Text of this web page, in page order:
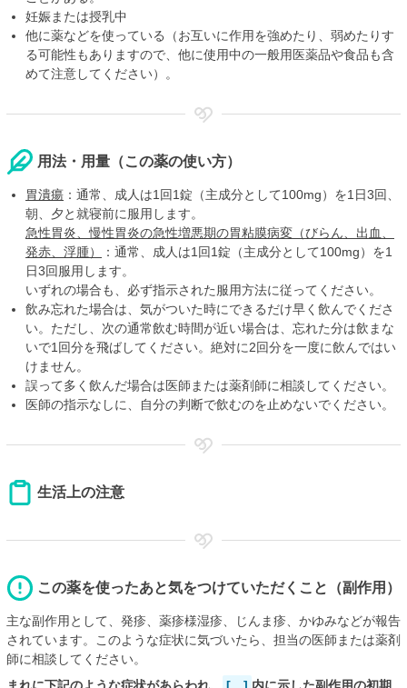
妊娠または授乳中
他に薬などを使っている（お互いに作用を強めたり、弱めたりす
る可能性もありますので、他に使用中の一般用医薬品や食品も含
めて注意してください）。
用法・用量（この薬の使い方）
胃潰瘍 ：通常、成人は1回1錠（主成分として100mg）を1日3回、
朝、夕と就寝前に服用します。
急性胃炎、慢性胃炎の急性増悪期の胃粘膜病変（びらん、出血、
発赤、浮腫）
：通常、成人は1回1錠（主成分として100mg）を1
日3回服用します。
いずれの場合も、必ず指示された服用方法に従ってください。
飲み忘れた場合は、気がついた時にできるだけ早く飲んでくださ
い。ただし、次の通常飲む時間が近い場合は、忘れた分は飲まな
いで1回分を飛ばしてください。絶対に2回分を一度に飲んではい
けません。
誤って多く飲んだ場合は医師または薬剤師に相談してください。
医師の指示なしに、自分の判断で飲むのを止めないでください。
生活上の注意
この薬を使ったあと気をつけていただくこと（副作用）
主な副作用として、発疹、薬疹様湿疹、じんま疹、かゆみなどが報告
されています。このような症状に気づいたら、担当の医師または薬剤
師に相談してください。